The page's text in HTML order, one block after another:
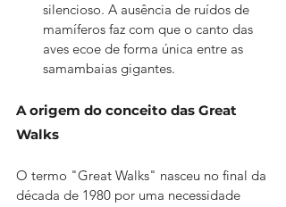
silencioso. A ausência de ruídos de
mamíferos faz com que o canto das
aves ecoe de forma única entre as
samambaias gigantes.
A origem do conceito das Great
Walks
O termo "Great Walks" nasceu no final da
década de 1980 por uma necessidade